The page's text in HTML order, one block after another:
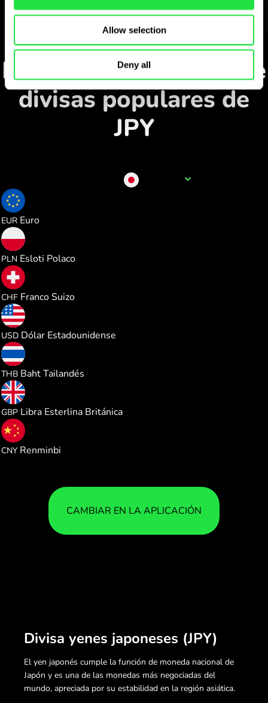
Allow selection
Deny all
Monitorice los pares de
divisas populares de
JPY
EUR Euro
PLN Esloti Polaco
CHF Franco Suizo
USD Dólar Estadounidense
THB Baht Tailandés
GBP Libra Esterlina Británica
CNY Renminbi
CAMBIAR EN LA APLICACIÓN
Divisa yenes japoneses (JPY)
El yen japonés cumple la función de moneda nacional de
Japón y es una de las monedas más negociadas del
mundo, apreciada por su estabilidad en la región asiática.